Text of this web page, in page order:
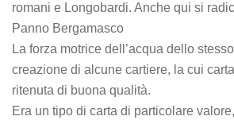
romani e Longobardi. Anche qui si
Panno Bergamasco
La forza motrice dell’acqua dello
creazione di alcune cartiere, la cui
ritenuta di buona qualità.
Era un tipo di carta di particolare